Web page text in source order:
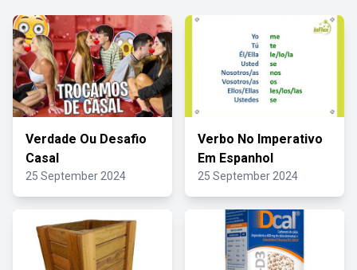
Verdade Ou Desafio
Casal
25 September 2024
Verbo No Imperativo
Em Espanhol
25 September 2024